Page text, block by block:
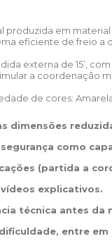
produzida em
eficiente de freio a
de 15’, com
a coordenação
de cores:
dimensões
como
(partida a
explicativos.
técnica antes
entre